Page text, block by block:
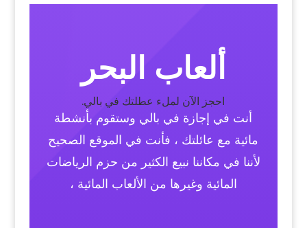
ألعاب البحر
احجز الآن لملء عطلتك في بالي.
أنت في إجازة في بالي وستقوم بأنشطة
مائية مع عائلتك ، فأنت في الموقع الصحيح
لأننا في مكاننا نبيع الكثير من حزم الرياضات
المائية وغيرها من الألعاب المائية ،